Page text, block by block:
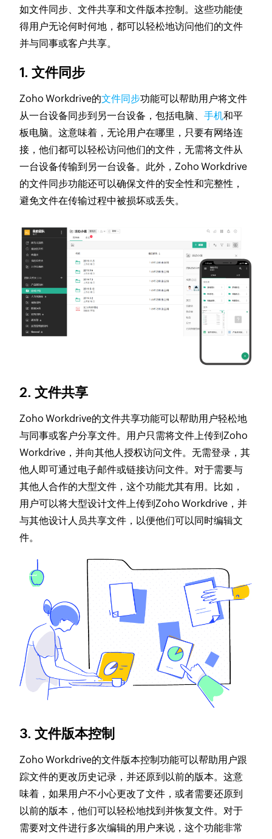
如文件同步、文件共享和文件版本控制。这些功能使
得用户无论何时何地，都可以轻松地访问他们的文件
并与同事或客户共享。
1. 文件同步
Zoho Workdrive的文件同步功能可以帮助用户将文件
从一台设备同步到另一台设备，包括电脑、手机和平
板电脑。这意味着，无论用户在哪里，只要有网络连
接，他们都可以轻松访问他们的文件，无需将文件从
一台设备传输到另一台设备。此外，Zoho Workdrive
的文件同步功能还可以确保文件的安全性和完整性，
避免文件在传输过程中被损坏或丢失。
2. 文件共享
Zoho Workdrive的文件共享功能可以帮助用户轻松地
与同事或客户分享文件。用户只需将文件上传到Zoho
Workdrive，并向其他人授权访问文件。无需登录，其
他人即可通过电子邮件或链接访问文件。对于需要与
其他人合作的大型文件，这个功能尤其有用。比如，
用户可以将大型设计文件上传到Zoho Workdrive，并
与其他设计人员共享文件，以便他们可以同时编辑文
件。
3. 文件版本控制
Zoho Workdrive的文件版本控制功能可以帮助用户跟
踪文件的更改历史记录，并还原到以前的版本。这意
味着，如果用户不小心更改了文件，或者需要还原到
以前的版本，他们可以轻松地找到并恢复文件。对于
需要对文件进行多次编辑的用户来说，这个功能非常